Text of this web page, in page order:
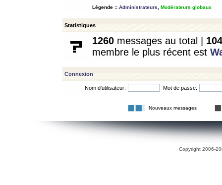
Légende :: Administrateurs Modérateurs globaux
Statistiques
1260 messages au total | 104
membre le plus récent est
Connexion
Nom d’utilisateur: Mot de passe:
Nouveaux messages
Copyright 2006-